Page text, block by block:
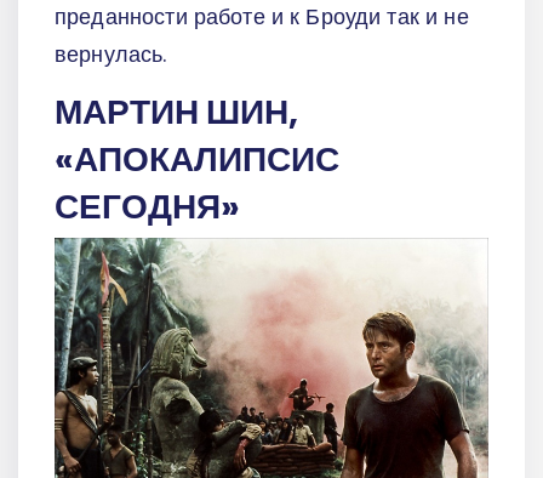
преданности работе и к Броуди так и не
вернулась.
МАРТИН ШИН,
«АПОКАЛИПСИС
СЕГОДНЯ»